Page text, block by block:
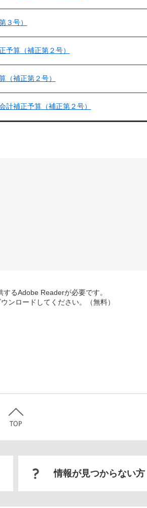
３号）
予算（補正第２号）
（補正第２号）
計補正予算（補正第２号）
るAdobe Readerが必要です。
ンロードしてください。（無料）
情報が見つからない方